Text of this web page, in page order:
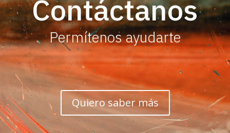
Contáctanos
Permítenos ayudarte
Quiero saber más